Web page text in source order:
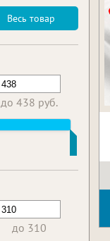
Весь товар
до 438 руб.
до 310